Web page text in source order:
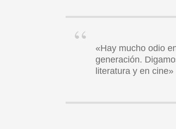
«Hay mucho odio
generación.
literatura y en cine»